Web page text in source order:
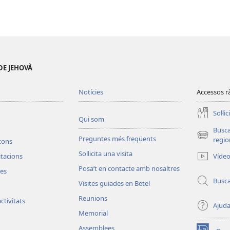
JEHOVÀ
Notícies
Qui som
Preguntes més freqüents
Soŀlicita una visita
Posa’t en contacte amb nosaltres
Visites guiades en Betel
Reunions
Memorial
Assemblees
Accessos
(obri
una
nova)
Ajuda